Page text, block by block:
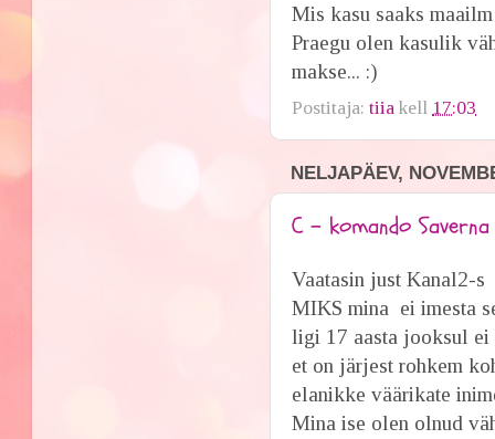
Mis kasu saaks
Praegu olen kasulik
makse... :)
Postitaja:tiia kell 17:03
NELJAPÄEV,
C - komando
Vaatasin just Kanal2-
MIKS mina ei imesta
ligi 17 aasta jooksul ei
et on järjest rohkem
elanikke väärikate
Mina ise olen olnud